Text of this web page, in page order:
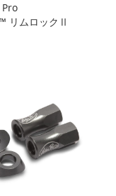
リムロックⅡ